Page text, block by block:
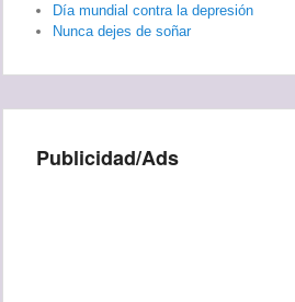
Día mundial contra la depresión
Nunca dejes de soñar
Publicidad/Ads